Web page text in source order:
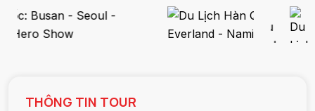
THÔNG TIN TOUR